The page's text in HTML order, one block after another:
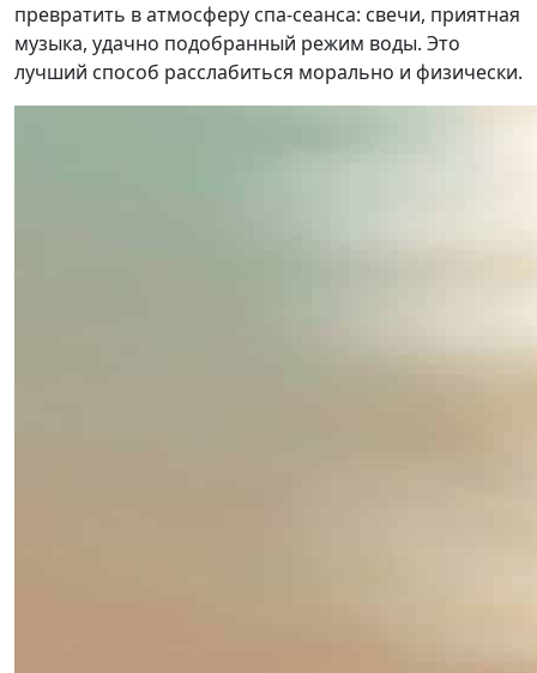
превратить в атмосферу спа-сеанса: свечи, приятная
музыка, удачно подобранный режим воды. Это
лучший способ расслабиться морально и физически.